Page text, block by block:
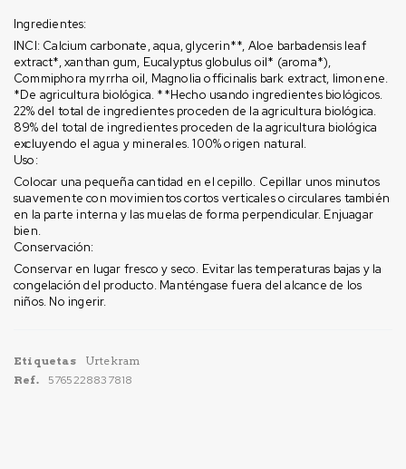
Ingredientes:
INCI: Calcium carbonate, aqua, glycerin**, Aloe barbadensis leaf
extract*, xanthan gum, Eucalyptus globulus oil* (aroma*),
Commiphora myrrha oil, Magnolia officinalis bark extract, limonene.
*De agricultura biológica. **Hecho usando ingredientes biológicos.
22% del total de ingredientes proceden de la agricultura biológica.
89% del total de ingredientes proceden de la agricultura biológica
excluyendo el agua y minerales. 100% origen natural.
Uso:
Colocar una pequeña cantidad en el cepillo. Cepillar unos minutos
suavemente con movimientos cortos verticales o circulares también
en la parte interna y las muelas de forma perpendicular. Enjuagar
bien.
Conservación:
Conservar en lugar fresco y seco. Evitar las temperaturas bajas y la
congelación del producto. Manténgase fuera del alcance de los
niños. No ingerir.
Etiquetas
Urtekram
Ref.
5765228837818